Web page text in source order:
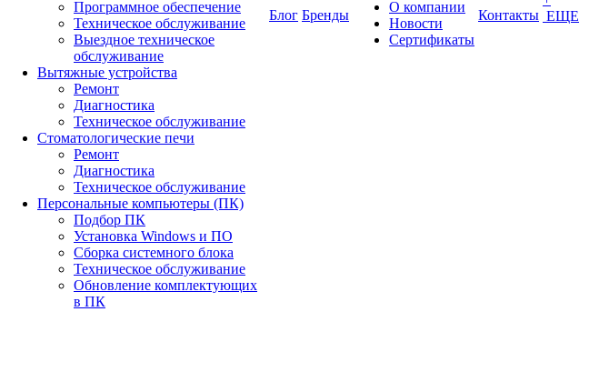
Программное обеспечение
Техническое обслуживание
Выездное техническое
обслуживание
Вытяжные устройства
Ремонт
Диагностика
Техническое обслуживание
Стоматологические печи
Ремонт
Диагностика
Техническое обслуживание
Персональные компьютеры (ПК)
Подбор ПК
Установка Windows и ПО
Сборка системного блока
Техническое обслуживание
Обновление комплектующих
в ПК
Блог Бренды
О компании
Новости
Сертификаты
Контакты ЕЩЕ